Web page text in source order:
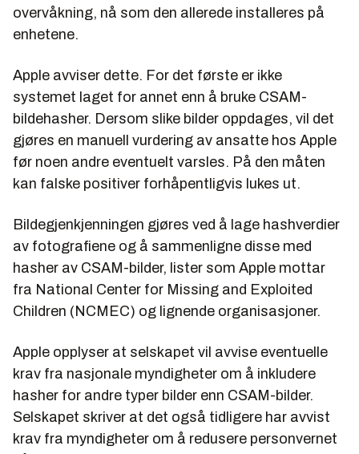
overvåkning, nå som den allerede installeres på
enhetene.
Apple avviser dette. For det første er ikke
systemet laget for annet enn å bruke CSAM-
bildehasher. Dersom slike bilder oppdages, vil det
gjøres en manuell vurdering av ansatte hos Apple
før noen andre eventuelt varsles. På den måten
kan falske positiver forhåpentligvis lukes ut.
Bildegjenkjenningen gjøres ved å lage hashverdier
av fotografiene og å sammenligne disse med
hasher av CSAM-bilder, lister som Apple mottar
fra National Center for Missing and Exploited
Children (NCMEC) og lignende organisasjoner.
Apple opplyser at selskapet vil avvise eventuelle
krav fra nasjonale myndigheter om å inkludere
hasher for andre typer bilder enn CSAM-bilder.
Selskapet skriver at det også tidligere har avvist
krav fra myndigheter om å redusere personvernet